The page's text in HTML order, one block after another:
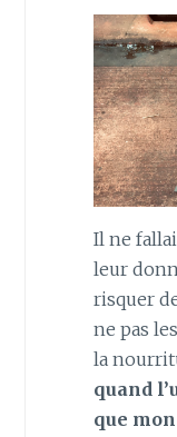
Il ne
leur
risquer
ne pas
la
quand
que